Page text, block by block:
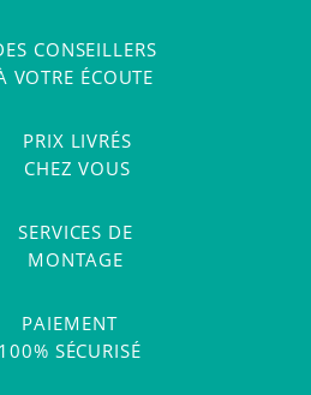
CONSEILLERS
VOTRE ÉCOUTE
PRIX LIVRÉS
CHEZ VOUS
SERVICES DE
MONTAGE
PAIEMENT
100% SÉCURISÉ